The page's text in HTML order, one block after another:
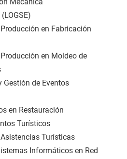
en Fabricación
en Moldeo de
Gestión de Eventos
en Restauración
Turísticos
Turísticas
Informáticos en Red